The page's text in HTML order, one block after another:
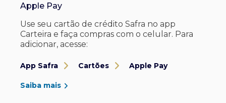
Apple Pay
Use seu cartão de crédito Safra no app
Carteira e faça compras com o celular. Para
adicionar, acesse:
App Safra Cartões Apple Pay
Saiba mais